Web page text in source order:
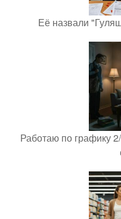
Её назвали
Работаю по графику